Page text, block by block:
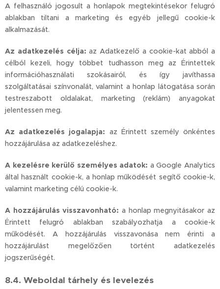
A felhasználó jogosult a honlapok megtekintésekor felugró
ablakban tiltani a marketing és egyéb jellegű cookie-k
alkalmazását.
Az adatkezelés célja:az Adatkezelő a cookie-kat abból a
célból kezeli, hogy többet tudhasson meg az Érintettek
információhasználati szokásairól, és így javíthassa
szolgáltatásai színvonalát, valamint a honlap látogatása során
testreszabott oldalakat, marketing (reklám) anyagokat
jelentessen meg.
Az adatkezelés jogalapja: az Érintett személy önkéntes
hozzájárulása az adatkezeléshez.
A kezelésre kerülő személyes adatok: a Google Analytics
által használt cookie-k, a honlap működését segítő cookie-k,
valamint marketing célú cookie-k.
A hozzájárulás visszavonható: a honlap megnyitásakor az
Érintett felugró ablakban szabályozhatja a cookie-k
működését. A hozzájárulás visszavonása nem érinti a
hozzájárulást megelőzően történt adatkezelés
jogszerűségét.
8.4. Weboldal tárhely és levelezés